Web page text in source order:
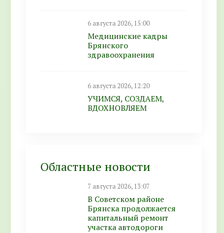
6 августа 2026, 15:00
Медицинские кадры
Брянского
здравоохранения
6 августа 2026, 12:20
УЧИМСЯ, СОЗДАЕМ,
ВДОХНОВЛЯЕМ
Областные новости
7 августа 2026, 13:07
В Советском районе
Брянска продолжается
капитальный ремонт
участка автодороги